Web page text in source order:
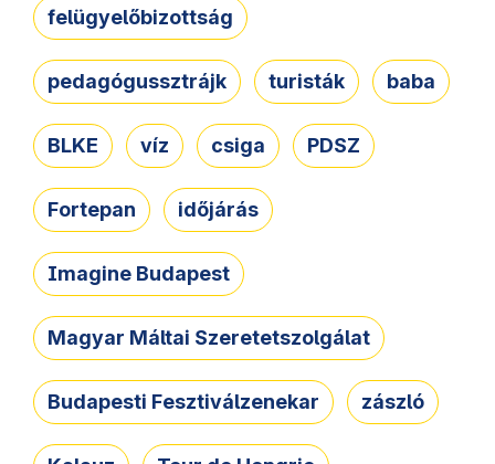
felügyelőbizottság
pedagógussztrájk turisták baba
BLKE víz csiga PDSZ
Fortepan időjárás
Imagine Budapest
Magyar Máltai Szeretetszolgálat
Budapesti Fesztiválzenekar zászló